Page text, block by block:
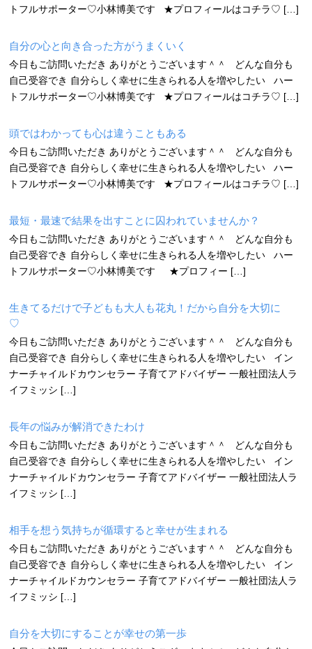
トフルサポーター♡小林博美です ★プロフィールはコチラ♡ […]
自分の心と向き合った方がうまくいく
今日もご訪問いただき ありがとうございます＾＾ どんな自分も
自己受容でき 自分らしく幸せに生きられる人を増やしたい ハー
トフルサポーター♡小林博美です ★プロフィールはコチラ♡ […]
頭ではわかっても心は違うこともある
今日もご訪問いただき ありがとうございます＾＾ どんな自分も
自己受容でき 自分らしく幸せに生きられる人を増やしたい ハー
トフルサポーター♡小林博美です ★プロフィールはコチラ♡ […]
最短・最速で結果を出すことに囚われていませんか？
今日もご訪問いただき ありがとうございます＾＾ どんな自分も
自己受容でき 自分らしく幸せに生きられる人を増やしたい ハー
トフルサポーター♡小林博美です ★プロフィー […]
生きてるだけで子どもも大人も花丸！だから自分を大切に
♡
今日もご訪問いただき ありがとうございます＾＾ どんな自分も
自己受容でき 自分らしく幸せに生きられる人を増やしたい イン
ナーチャイルドカウンセラー 子育てアドバイザー 一般社団法人ラ
イフミッシ […]
長年の悩みが解消できたわけ
今日もご訪問いただき ありがとうございます＾＾ どんな自分も
自己受容でき 自分らしく幸せに生きられる人を増やしたい イン
ナーチャイルドカウンセラー 子育てアドバイザー 一般社団法人ラ
イフミッシ […]
相手を想う気持ちが循環すると幸せが生まれる
今日もご訪問いただき ありがとうございます＾＾ どんな自分も
自己受容でき 自分らしく幸せに生きられる人を増やしたい イン
ナーチャイルドカウンセラー 子育てアドバイザー 一般社団法人ラ
イフミッシ […]
自分を大切にすることが幸せの第一歩